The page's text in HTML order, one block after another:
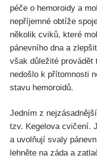
péče‌ o ⁢hemoroidy a
nepříjemné​ obtíže
několik cviků, které
pánevního⁤ dna a
však důležité
nedošlo k přítomnosti⁤
stavu hemoroidů.
Jedním z
tzv. Kegelova cvičení.
a uvolňují svaly⁣
lehněte na záda a